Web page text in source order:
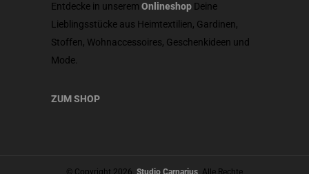
Entdecke in unserem Onlineshop Deine
Lieblingsstücke aus Heimtextilien, Gardinen,
Stoffen, Wohnaccessoires, Geschenkideen und
Mode.
ZUM SHOP